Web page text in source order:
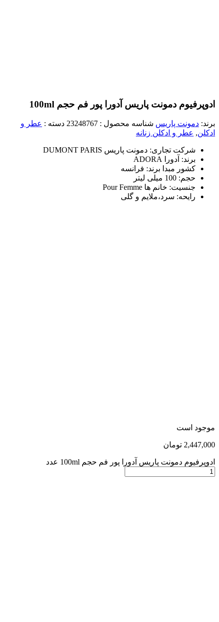
ادوپرفیوم دمونت پاریس آدورا پور فم حجم 100ml
برند: دمونت پاریس شناسه محصول : 23248767 دسته : عطر و
ادکلن, عطر و ادکلن زنانه
شرکت تجاری: دمونت پاریس DUMONT PARIS
برند: آدورا ADORA
کشور مبدا برند: فرانسه
حجم: 100 میلی لیتر
جنسیت: خانم ها Pour Femme
رایحه: سرد،ملایم و گلی
موجود است
2,447,000 تومان
ادوپرفیوم دمونت پاریس آدورا پور فم حجم 100ml عدد